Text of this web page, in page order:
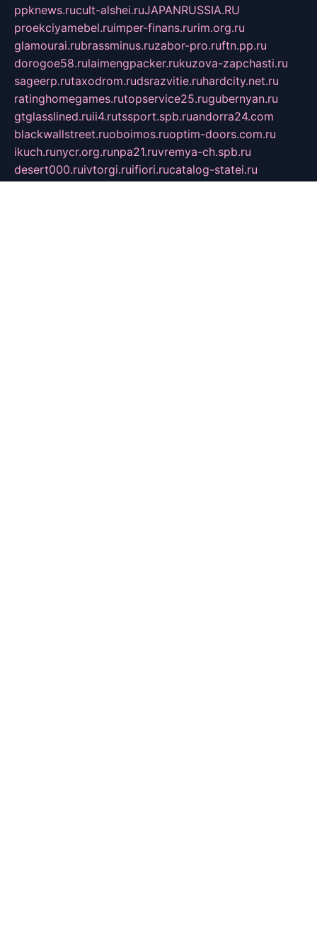
ppknews.rucult-alshei.ruJAPANRUSSIA.RU
proekciyamebel.ruimper-finans.rurim.org.ru
glamourai.rubrassminus.ruzabor-pro.ruftn.pp.ru
dorogoe58.rulaimengpacker.rukuzova-zapchasti.ru
sageerp.rutaxodrom.rudsrazvitie.ruhardcity.net.ru
ratinghomegames.rutopservice25.rugubernyan.ru
gtglasslined.ruii4.rutssport.spb.ruandorra24.com
blackwallstreet.ruoboimos.ruoptim-doors.com.ru
ikuch.runycr.org.runpa21.ruvremya-ch.spb.ru
desert000.ruivtorgi.ruifiori.rucatalog-statei.ru